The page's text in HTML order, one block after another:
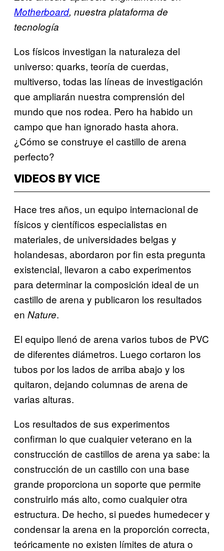
Motherboard, nuestra plataforma de
tecnología
Los físicos investigan la naturaleza del
universo: quarks, teoría de cuerdas,
multiverso, todas las líneas de investigación
que ampliarán nuestra comprensión del
mundo que nos rodea. Pero ha habido un
campo que han ignorado hasta ahora.
¿Cómo se construye el castillo de arena
perfecto?
VIDEOS BY VICE
Hace tres años, un equipo internacional de
físicos y científicos especialistas en
materiales, de universidades belgas y
holandesas, abordaron por fin esta pregunta
existencial, llevaron a cabo experimentos
para determinar la composición ideal de un
castillo de arena y publicaron los resultados
en Nature.
El equipo llenó de arena varios tubos de PVC
de diferentes diámetros. Luego cortaron los
tubos por los lados de arriba abajo y los
quitaron, dejando columnas de arena de
varias alturas.
Los resultados de sus experimentos
confirman lo que cualquier veterano en la
construcción de castillos de arena ya sabe: la
construcción de un castillo con una base
grande proporciona un soporte que permite
construirlo más alto, como cualquier otra
estructura. De hecho, si puedes humedecer y
condensar la arena en la proporción correcta,
teóricamente no existen límites de atura o